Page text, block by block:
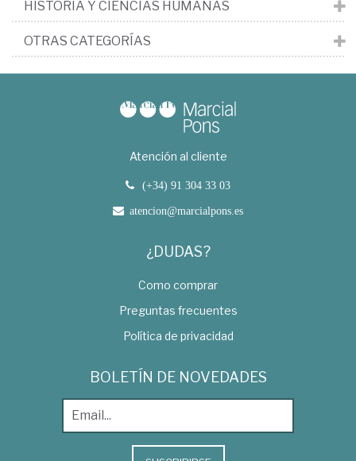
HISTORIA Y CIENCIAS HUMANAS
OTRAS CATEGORÍAS
Atención al cliente
(+34) 91 304 33 03
atencion@marcialpons.es
¿DUDAS?
Como comprar
Preguntas frecuentes
Política de privacidad
BOLETÍN DE NOVEDADES